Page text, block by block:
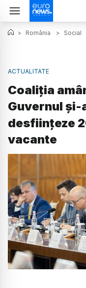
> România > Social
ACTUALITATE
Coaliția
Guvernul și-
desființeze
vacante